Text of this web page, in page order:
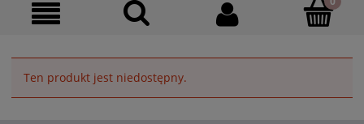
Ten produkt jest niedostępny.